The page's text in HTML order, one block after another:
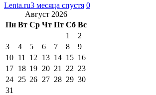
Lenta.ru3 месяца спустя 0
Август 2026
Пн Вт Ср Чт Пт Сб Вс
1
2
3
4 5 6 7 8
9
10 11 12 13 14 15 16
17 18 19 20 21 22 23
24 25 26 27 28 29 30
31